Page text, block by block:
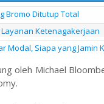
Bromo Ditutup Total
Ketenagakerjaan
Modal, Siapa yang Jamin
oleh Michael